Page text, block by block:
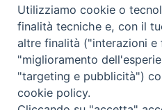
VIDEOGALLERY
PHOTOGALLERY
Utilizziamo cookie o
finalità tecniche e, con il
altre finalità ("interazioni e
"miglioramento
"targeting e pubblicità")
cookie policy.